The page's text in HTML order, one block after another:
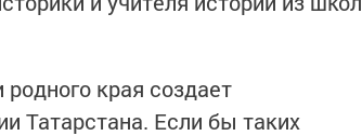
края создает
Татарстана. Если бы таких